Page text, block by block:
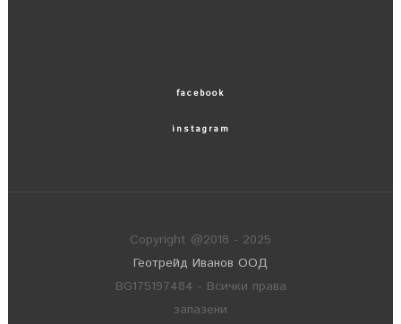
facebook
instagram
Copyright @2018 - 2025
Геотрейд Иванов ООД
BG175197484 - Всички права
запазени